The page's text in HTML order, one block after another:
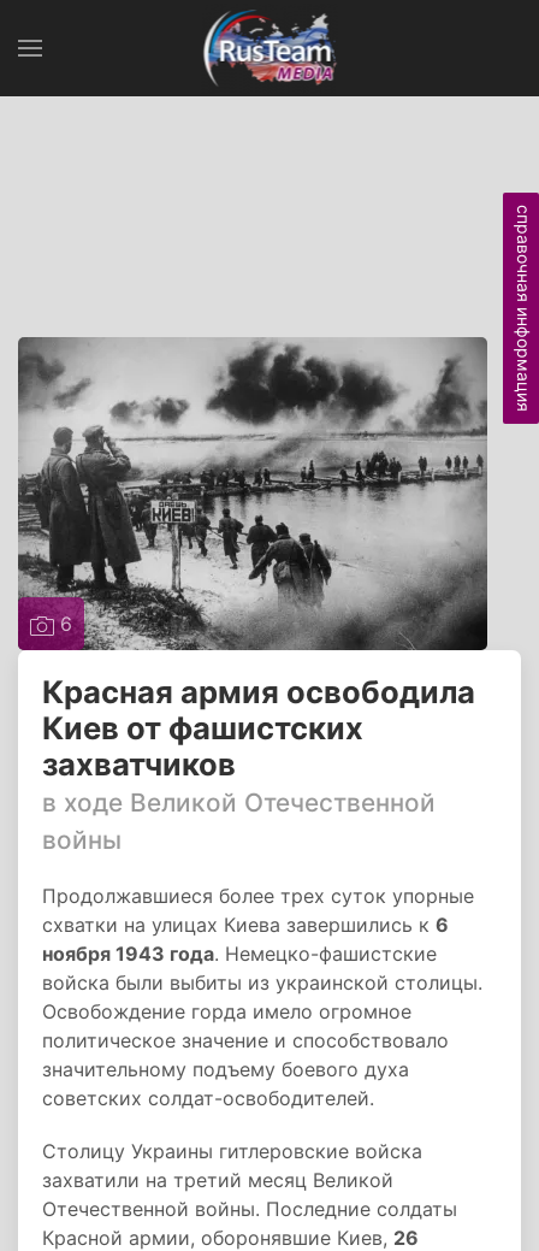
6
Красная армия освободила
Киев от фашистских
захватчиков
в ходе Великой Отечественной
войны
Продолжавшиеся более трех суток упорные
схватки на улицах Киева завершились к 6
ноября 1943 года. Немецко-фашистские
войска были выбиты из украинской столицы.
Освобождение горда имело огромное
политическое значение и способствовало
значительному подъему боевого духа
советских солдат-освободителей.
Столицу Украины гитлеровские войска
захватили на третий месяц Великой
Отечественной войны. Последние солдаты
Красной армии, оборонявшие Киев, 26
справочная информация